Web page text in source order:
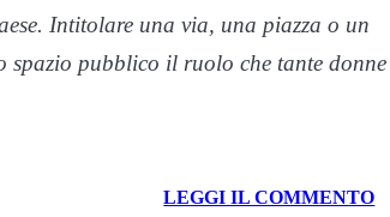
Intitolare una via, una piazza o un
pubblico il ruolo che tante donne
LEGGI IL COMMENTO